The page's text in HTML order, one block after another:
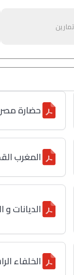
تمارين
حضارة
المغرب
الديانات
الخلفاء